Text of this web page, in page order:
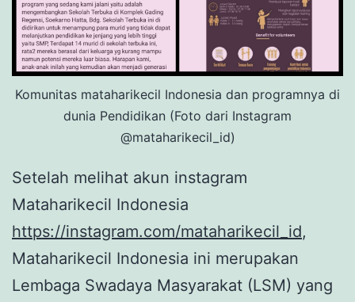
Komunitas mataharikecil Indonesia dan programnya di
dunia Pendidikan (Foto dari Instagram
@mataharikecil_id)
Setelah melihat akun instagram
Mataharikecil Indonesia
https://instagram.com/mataharikecil_id,
Mataharikecil Indonesia ini merupakan
Lembaga Swadaya Masyarakat (LSM) yang